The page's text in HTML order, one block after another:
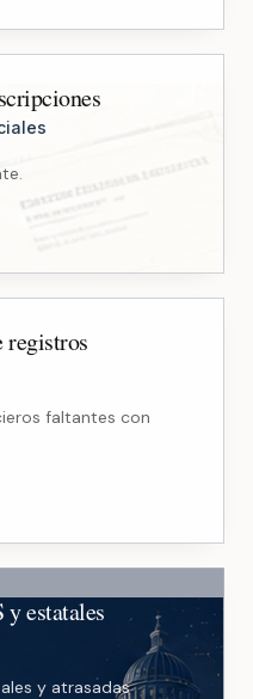
registros
faltantes con
estatales
y atrasadas